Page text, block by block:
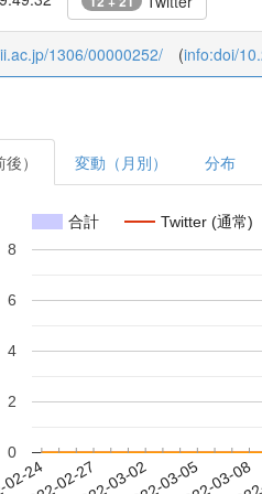
1306/00000252/ (info:doi/
） 変動（月別） 分布
合計 Twitter (通常)
0
2
4
6
8